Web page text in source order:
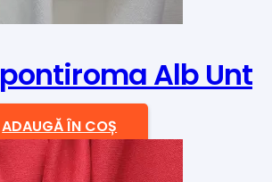
Alb Unt
ADAUGĂ ÎN COȘ